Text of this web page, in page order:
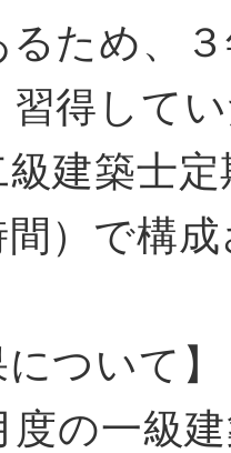
るため、
習得して
建築士
間）で構
ついて】
度の一級